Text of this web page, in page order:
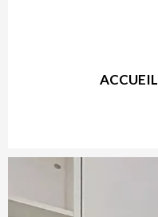
ACCUEIL